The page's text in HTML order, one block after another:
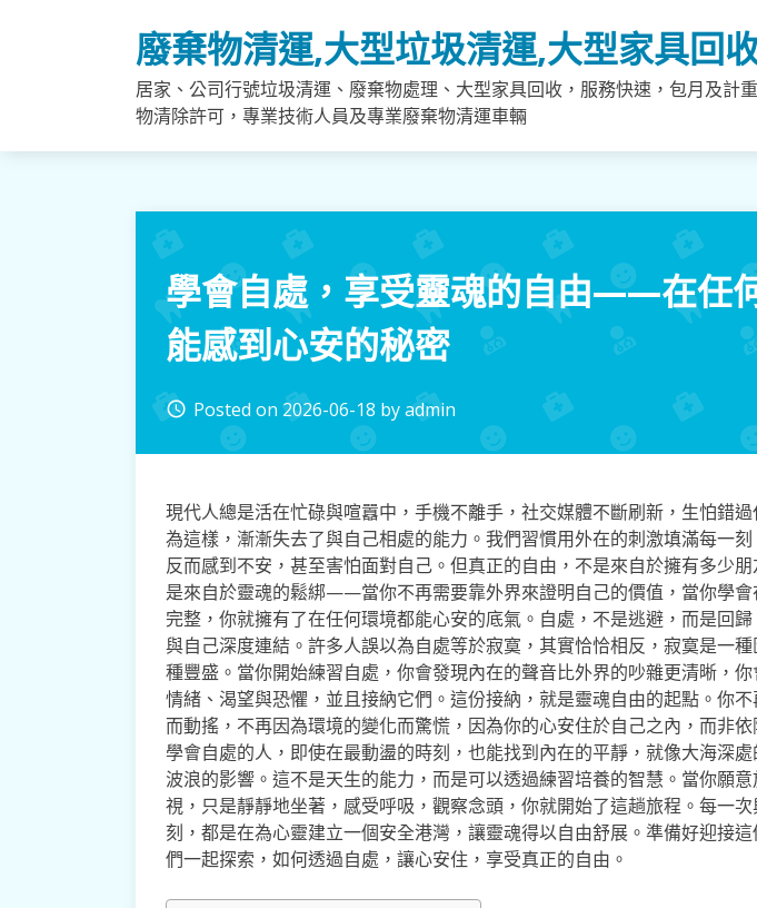
廢棄物清運,大型垃圾清運,大型家具回
居家、公司行號垃圾清運、廢棄物處理、大型家具回收，服務快速，包月及計
物清除許可，專業技術人員及專業廢棄物清運車輛
學會自處，享受靈魂的自由——在任
能感到心安的秘密
access_time Posted on2026-06-18 byadmin
現代人總是活在忙碌與喧囂中，手機不離手，社交媒體不斷刷新，生怕錯
為這樣，漸漸失去了與自己相處的能力。我們習慣用外在的刺激填滿每一刻
反而感到不安，甚至害怕面對自己。但真正的自由，不是來自於擁有多少
是來自於靈魂的鬆綁——當你不再需要靠外界來證明自己的價值，當你學會
完整，你就擁有了在任何環境都能心安的底氣。自處，不是逃避，而是回
與自己深度連結。許多人誤以為自處等於寂寞，其實恰恰相反，寂寞是一
種豐盛。當你開始練習自處，你會發現內在的聲音比外界的吵雜更清晰，
情緒、渴望與恐懼，並且接納它們。這份接納，就是靈魂自由的起點。你
而動搖，不再因為環境的變化而驚慌，因為你的心安住於自己之內，而非依
學會自處的人，即使在最動盪的時刻，也能找到內在的平靜，就像大海深
波浪的影響。這不是天生的能力，而是可以透過練習培養的智慧。當你願
視，只是靜靜地坐著，感受呼吸，觀察念頭，你就開始了這趟旅程。每一
刻，都是在為心靈建立一個安全港灣，讓靈魂得以自由舒展。準備好迎接
們一起探索，如何透過自處，讓心安住，享受真正的自由。